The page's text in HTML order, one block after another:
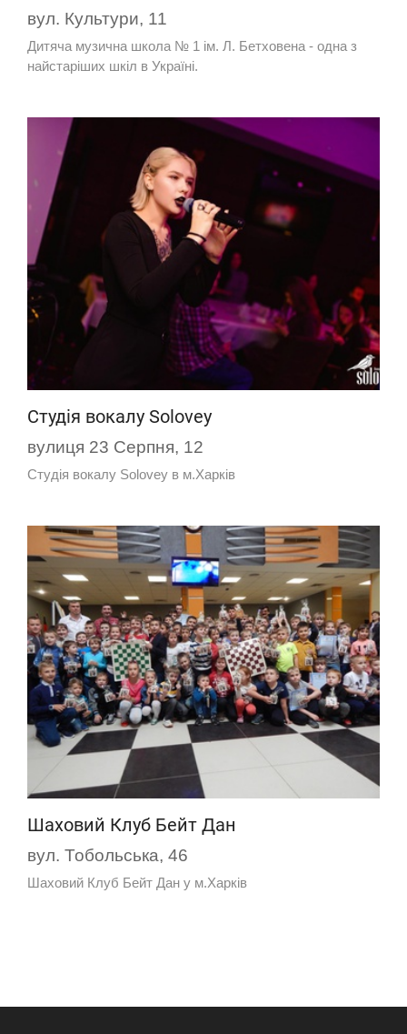
вул. Культури, 11
Дитяча музична школа № 1 ім. Л. Бетховена - одна з
найстаріших шкіл в Україні.
Студія вокалу Solovey
вулиця 23 Серпня, 12
Студія вокалу Solovey в м.Харків
Шаховий Клуб Бейт Дан
вул. Тобольська, 46
Шаховий Клуб Бейт Дан у м.Харків